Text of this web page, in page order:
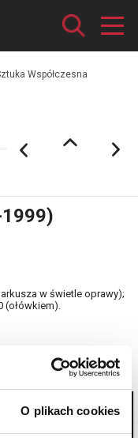
O plikach cookies
Współczesna
w świetle oprawy);
(ołówkiem).